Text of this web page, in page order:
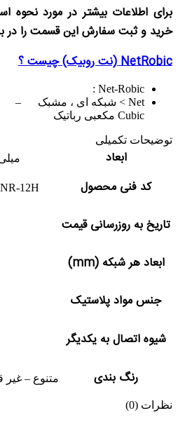
برای اطلاعات بیشتر در مورد نحوه
خرید و ثبت سفارش این قسمت را در
NetRobic (نت روبیک) چیست ؟
Net-Robic :
Cubic مکعبی رباتیک
توضیحات تکمیلی
ابعاد 132 × 12 ×
کد فنی محصول 12H
تاریخ به روزرسانی قیمت
ابعاد هر شبکه (mm)
جنس مواد پلاستیک
شیوه اتصال به یکدیگر
رنگ بندی متنوع – غیر
نظرات (0)